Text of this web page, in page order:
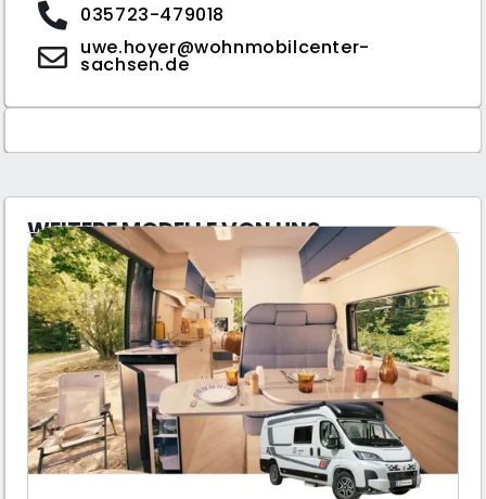
035723-479018
uwe.hoyer@wohnmobilcenter-
sachsen.de
WEITERE MODELLE VON UNS